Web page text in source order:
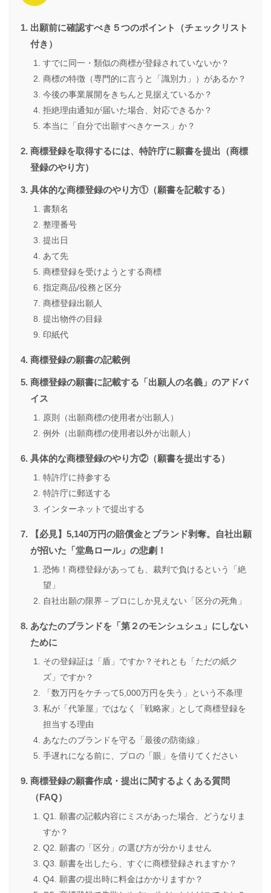
出願前に確認すべき５つのポイント（チェックリスト
付き）
すでに同一・類似の商標が登録されていないか？
商標の特徴（専門的に言うと「識別力」）があるか？
今後の事業展開をきちんと見据えているか？
拒絶理由通知が届いた場合、対応できるか？
本当に「自分で出願すべきケース」か？
商標登録を取得するには、特許庁に願書を提出（商標
登録のやり方）
具体的な商標登録のやり方①（願書を記載する）
書類名
整理番号
提出日
あて先
商標登録を受けようとする商標
指定商品/役務と区分
商標登録出願人
提出物件の目録
印紙代
商標登録の願書の記載例
商標登録の願書に記載する「出願人の名義」のアドバ
イス
原則（出願商標の使用者が出願人）
例外（出願商標の使用者以外が出願人）
具体的な商標登録のやり方②（願書を提出する）
特許庁に持参する
特許庁に郵送する
インターネットで提出する
【必見】5,140万円の賠償金とブランド剥奪。自社出願
が招いた「堂島ロール」の悲劇！
恐怖！商標登録があっても、裁判で負けるという「絶
望」
自社出願の限界－プロにしか見えない「区分の死角」
あなたのブランドを「第２のモンシュシュ」にしない
ために
その登録証は「盾」ですか？それとも「ただの紙ク
ズ」ですか？
「数万円をケチって5,000万円を失う」という不条理
私が「代筆屋」ではなく「戦略家」として商標登録を
担当する理由
あなたのブランドを守る「最後の防衛線」
手遅れになる前に、プロの「眼」を借りてください
商標登録の願書作成・提出に関するよくある質問
（FAQ）
Q1. 願書の記載内容にミスがあった場合、どうなりま
すか？
Q2. 願書の「区分」の選び方が分かりません
Q3. 願書を出したら、すぐに商標登録されますか？
Q4. 願書の提出時に料金はかかりますか？